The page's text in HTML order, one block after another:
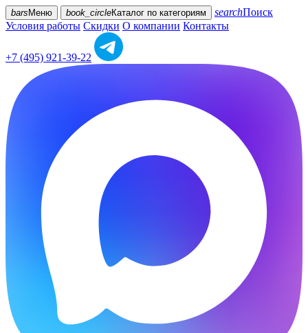
bars Меню book_circleКаталог по категориям searchПоиск
Условия работы Скидки О компании Контакты
+7 (495) 921-39-22